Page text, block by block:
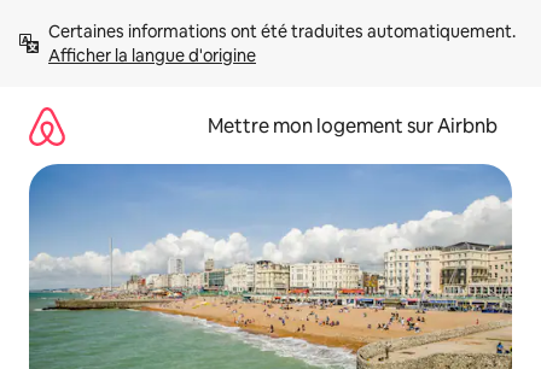
directement
Afficher la langue d'origine
Mettre mon logement sur Airbnb